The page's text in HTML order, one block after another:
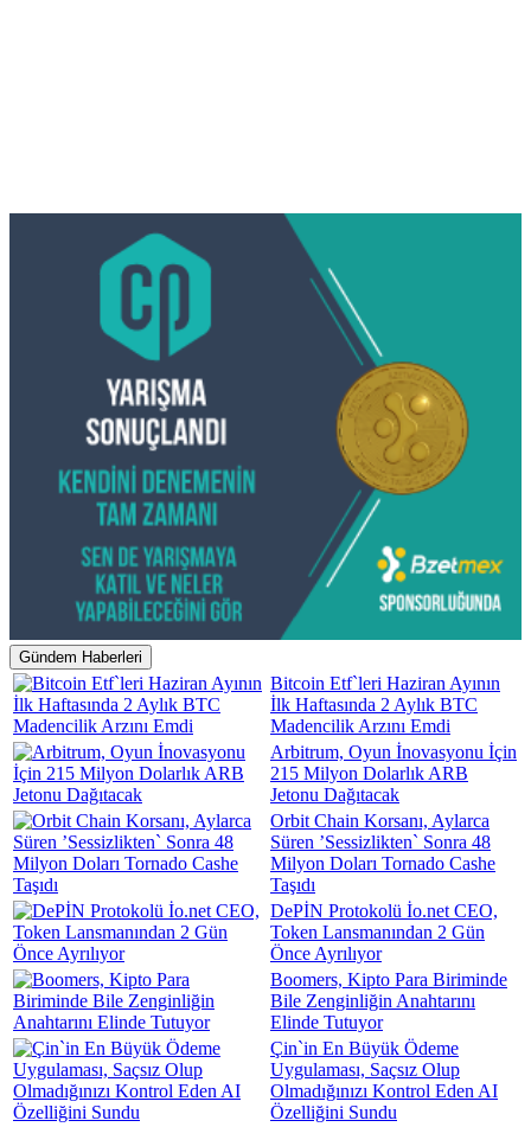
Gündem Haberleri
Bitcoin Etf`leri Haziran Ayının
İlk Haftasında 2 Aylık BTC
Madencilik Arzını Emdi
Arbitrum, Oyun İnovasyonu İçin
215 Milyon Dolarlık ARB
Jetonu Dağıtacak
Orbit Chain Korsanı, Aylarca
Süren ’Sessizlikten` Sonra 48
Milyon Doları Tornado Cashe
Taşıdı
DePİN Protokolü İo.net CEO,
Token Lansmanından 2 Gün
Önce Ayrılıyor
Boomers, Kipto Para Biriminde
Bile Zenginliğin Anahtarını
Elinde Tutuyor
Çin`in En Büyük Ödeme
Uygulaması, Saçsız Olup
Olmadığınızı Kontrol Eden AI
Özelliğini Sundu